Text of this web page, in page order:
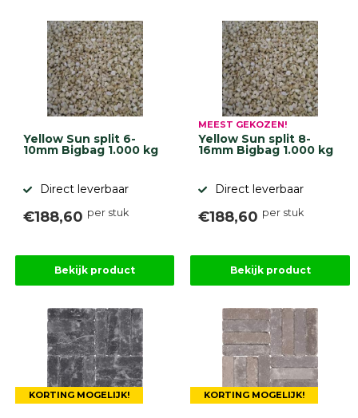
Yellow Sun split 6-
10mm Bigbag 1.000 kg
Direct leverbaar
€188,60 per stuk
Bekijk product
MEEST GEKOZEN!
Yellow Sun split 8-
16mm Bigbag 1.000 kg
Direct leverbaar
€188,60 per stuk
Bekijk product
KORTING MOGELIJK! KORTING MOGELIJK!